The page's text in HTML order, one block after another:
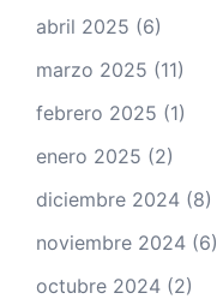
abril 2025 (6)
marzo 2025 (11)
febrero 2025 (1)
enero 2025 (2)
diciembre 2024 (8)
noviembre 2024 (6)
octubre 2024 (2)